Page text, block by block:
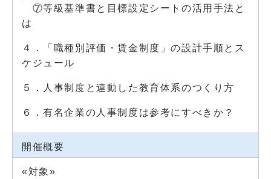
⑦等級基準書と目標設定シートの活用手法と
は
４．「職種別評価・賃金制度」の設計手順とス
ケジュール
５．人事制度と連動した教育体系のつくり方
６．有名企業の人事制度は参考にすべきか？
開催概要
«対象»